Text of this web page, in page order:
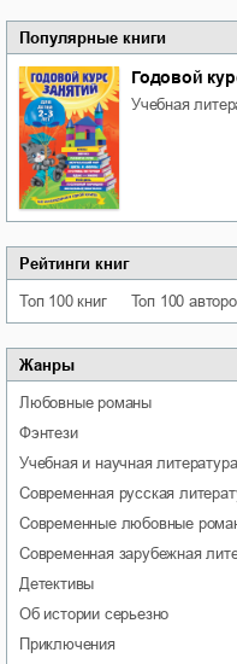
Популярные книги
Годовой
учебная
Рейтинги книг
Топ 100 книг Топ 100
Жанры
любовные романы
фэнтези
учебная и научная литература
современная русская
современные любовные
современная зарубежная
детективы
об истории серьезно
приключения